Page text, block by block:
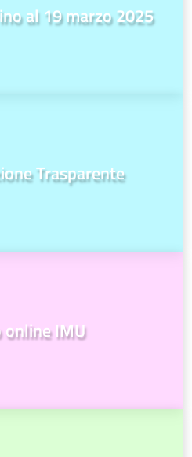
al 19 marzo 2025
Trasparente
online IMU